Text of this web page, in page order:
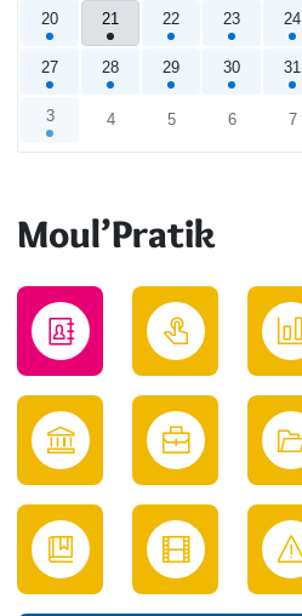
20 21 22 23 24
27 28 29 30 31
3 4 5 6 7
Moul’Pratik